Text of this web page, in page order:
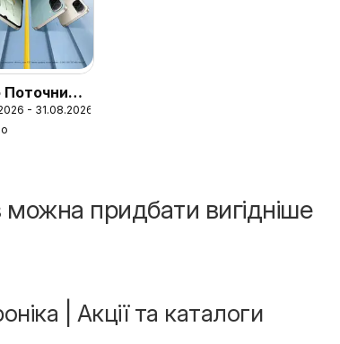
Поточний
- 31.08.2026
можна придбати вигідніше
| Акції та каталоги